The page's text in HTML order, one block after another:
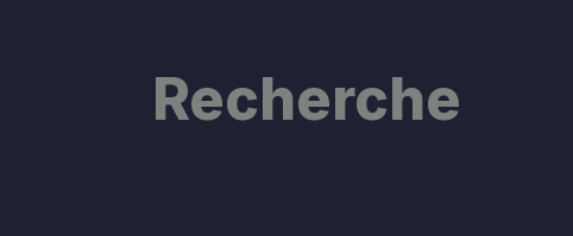
Recherche